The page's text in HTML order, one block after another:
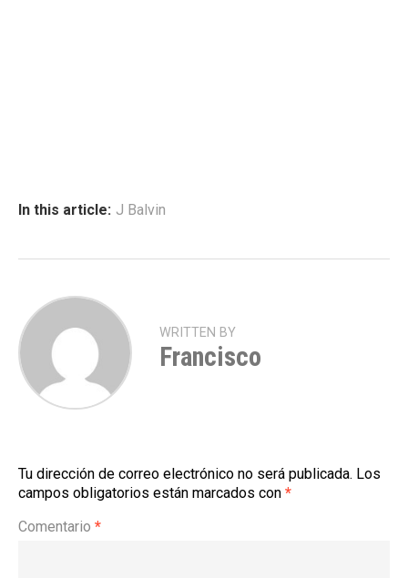
In this article: J Balvin
WRITTEN BY
Francisco
Tu dirección de correo electrónico no será publicada. Los
campos obligatorios están marcados con *
Comentario *